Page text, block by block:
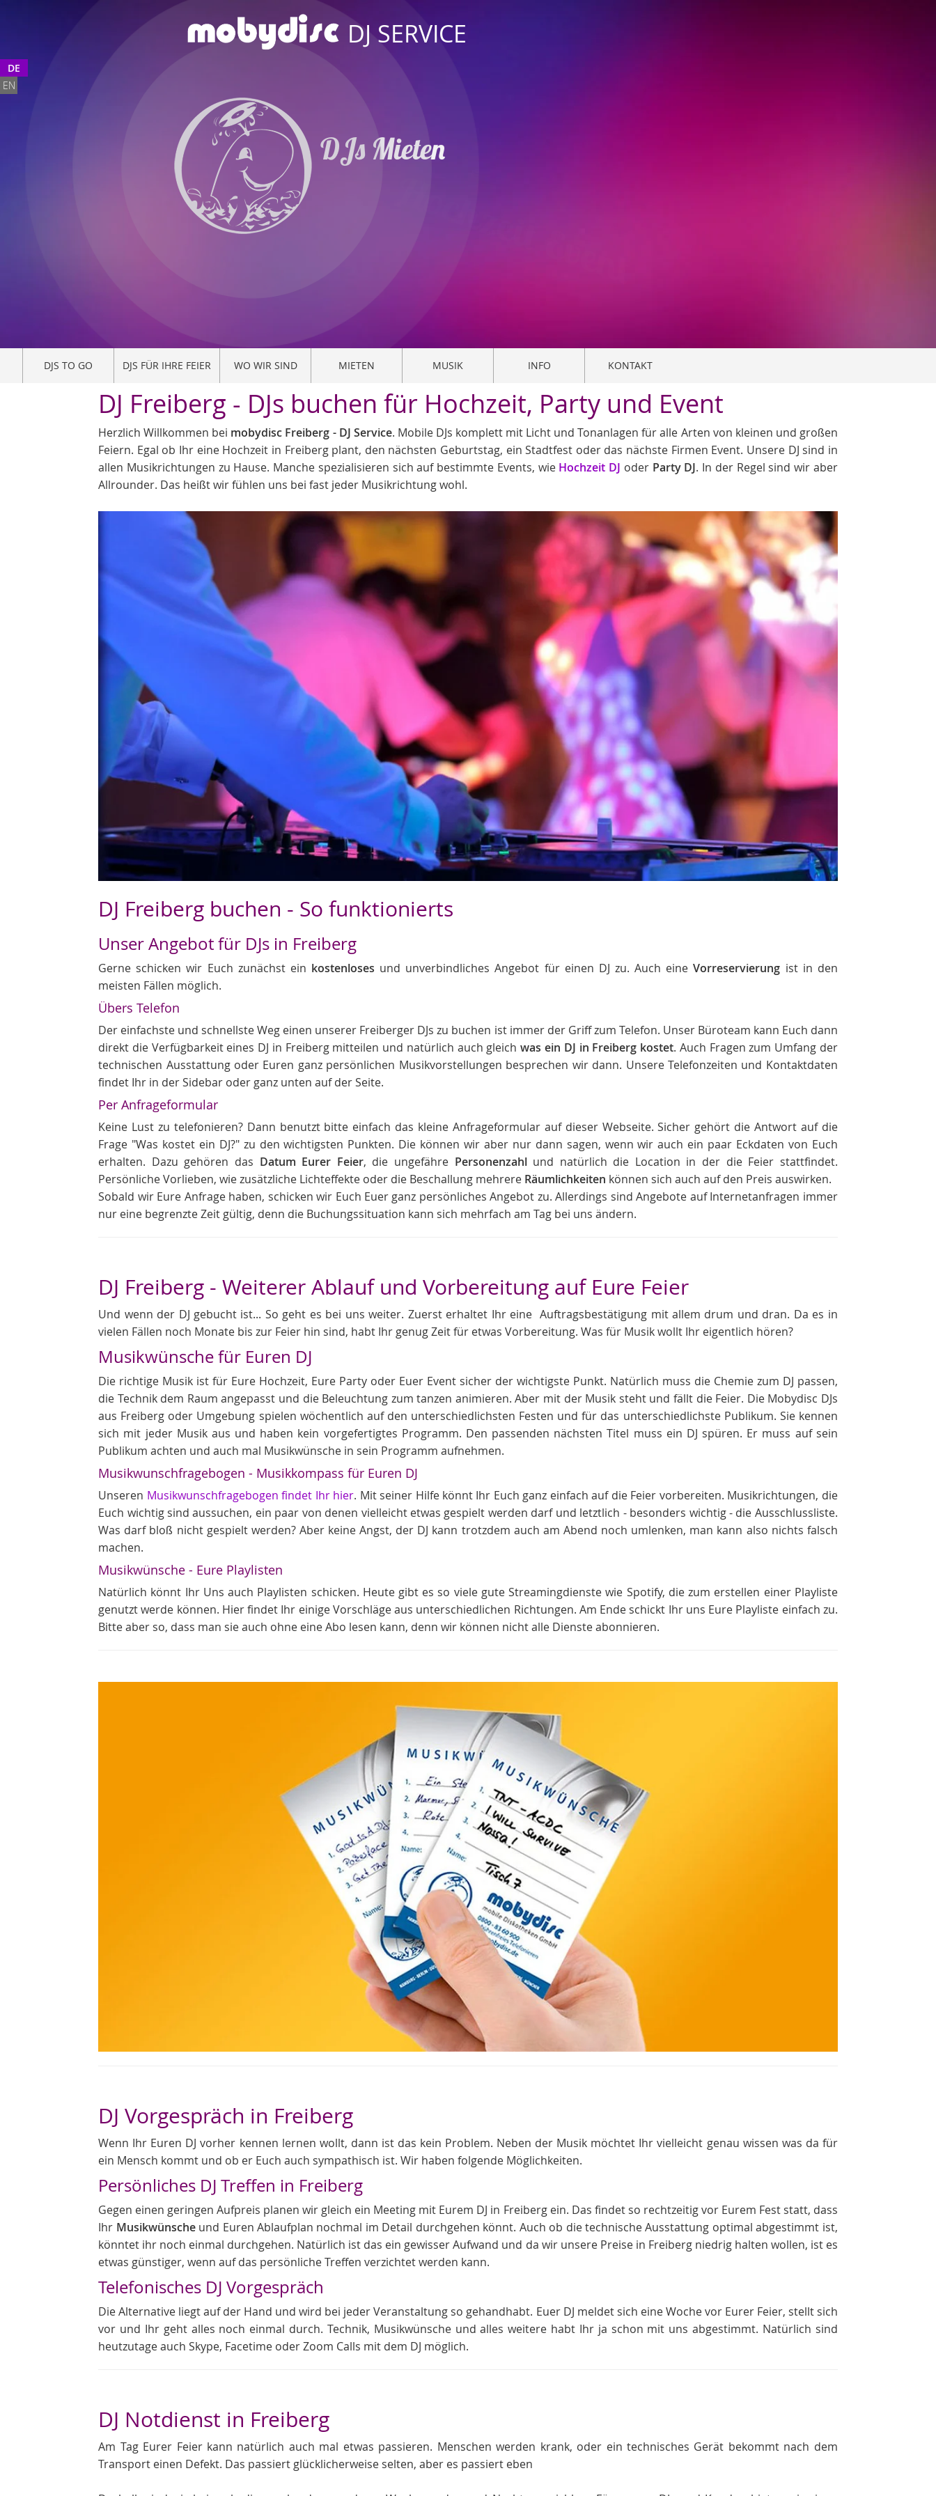
DJ SERVICE
DJs Mieten
DJS TO GO DJS FÜR IHRE FEIER WO WIR SIND MIETEN MUSIK INFO KONTAKT
DE
EN
DJ Freiberg - DJs buchen für Hochzeit, Party und Event
Herzlich Willkommen bei mobydisc Freiberg - DJ Service. Mobile DJs komplett mit Licht und Tonanlagen für alle Arten von kleinen und großen
Feiern. Egal ob Ihr eine Hochzeit in Freiberg plant, den nächsten Geburtstag, ein Stadtfest oder das nächste Firmen Event. Unsere DJ sind in
allen Musikrichtungen zu Hause. Manche spezialisieren sich auf bestimmte Events, wie Hochzeit DJ oder Party DJ. In der Regel sind wir aber
Allrounder. Das heißt wir fühlen uns bei fast jeder Musikrichtung wohl.
DJ Freiberg buchen - So funktionierts
Unser Angebot für DJs in Freiberg
Gerne schicken wir Euch zunächst ein kostenloses und unverbindliches Angebot für einen DJ zu. Auch eineVorreservierung ist in den
meisten Fällen möglich.
Übers Telefon
Der einfachste und schnellste Weg einen unserer Freiberger DJs zu buchen ist immer der Griff zum Telefon. Unser Büroteam kann Euch dann
direkt die Verfügbarkeit eines DJ in Freiberg mitteilen und natürlich auch gleichwas ein DJ in Freiberg kostet. Auch Fragen zum Umfang der
technischen Ausstattung oder Euren ganz persönlichen Musikvorstellungen besprechen wir dann. Unsere Telefonzeiten und Kontaktdaten
findet Ihr in der Sidebar oder ganz unten auf der Seite.
Per Anfrageformular
Keine Lust zu telefonieren? Dann benutzt bitte einfach das kleine Anfrageformular auf dieser Webseite. Sicher gehört die Antwort auf die
Frage "Was kostet ein DJ?" zu den wichtigsten Punkten. Die können wir aber nur dann sagen, wenn wir auch ein paar Eckdaten von Euch
erhalten. Dazu gehören das Datum Eurer Feier, die ungefähre Personenzahlund natürlich die Location in der die Feier stattfindet.
Persönliche Vorlieben, wie zusätzliche Lichteffekte oder die Beschallung mehrere Räumlichkeiten können sich auch auf den Preis auswirken.
Sobald wir Eure Anfrage haben, schicken wir Euch Euer ganz persönliches Angebot zu. Allerdings sind Angebote auf Internetanfragen immer
nur eine begrenzte Zeit gültig, denn die Buchungssituation kann sich mehrfach am Tag bei uns ändern.
DJ Freiberg - Weiterer Ablauf und Vorbereitung auf Eure Feier
Und wenn der DJ gebucht ist... So geht es bei uns weiter. Zuerst erhaltet Ihr eine Auftragsbestätigung mit allem drum und dran. Da es in
vielen Fällen noch Monate bis zur Feier hin sind, habt Ihr genug Zeit für etwas Vorbereitung. Was für Musik wollt Ihr eigentlich hören?
Musikwünsche für Euren DJ
Die richtige Musik ist für Eure Hochzeit, Eure Party oder Euer Event sicher der wichtigste Punkt. Natürlich muss die Chemie zum DJ passen,
die Technik dem Raum angepasst und die Beleuchtung zum tanzen animieren. Aber mit der Musik steht und fällt die Feier. Die Mobydisc DJs
aus Freiberg oder Umgebung spielen wöchentlich auf den unterschiedlichsten Festen und für das unterschiedlichste Publikum. Sie kennen
sich mit jeder Musik aus und haben kein vorgefertigtes Programm. Den passenden nächsten Titel muss ein DJ spüren. Er muss auf sein
Publikum achten und auch mal Musikwünsche in sein Programm aufnehmen.
Musikwunschfragebogen - Musikkompass für Euren DJ
Unseren Musikwunschfragebogen findet Ihr hier. Mit seiner Hilfe könnt Ihr Euch ganz einfach auf die Feier vorbereiten. Musikrichtungen, die
Euch wichtig sind aussuchen, ein paar von denen vielleicht etwas gespielt werden darf und letztlich - besonders wichtig - die Ausschlussliste.
Was darf bloß nicht gespielt werden? Aber keine Angst, der DJ kann trotzdem auch am Abend noch umlenken, man kann also nichts falsch
machen.
Musikwünsche - Eure Playlisten
Natürlich könnt Ihr Uns auch Playlisten schicken. Heute gibt es so viele gute Streamingdienste wie Spotify, die zum erstellen einer Playliste
genutzt werde können. Hier findet Ihr einige Vorschläge aus unterschiedlichen Richtungen. Am Ende schickt Ihr uns Eure Playliste einfach zu.
Bitte aber so, dass man sie auch ohne eine Abo lesen kann, denn wir können nicht alle Dienste abonnieren.
DJ Vorgespräch in Freiberg
Wenn Ihr Euren DJ vorher kennen lernen wollt, dann ist das kein Problem. Neben der Musik möchtet Ihr vielleicht genau wissen was da für
ein Mensch kommt und ob er Euch auch sympathisch ist. Wir haben folgende Möglichkeiten.
Persönliches DJ Treffen in Freiberg
Gegen einen geringen Aufpreis planen wir gleich ein Meeting mit Eurem DJ in Freiberg ein. Das findet so rechtzeitig vor Eurem Fest statt, dass
Ihr Musikwünscheund Euren Ablaufplan nochmal im Detail durchgehen könnt. Auch ob die technische Ausstattung optimal abgestimmt ist,
könntet ihr noch einmal durchgehen. Natürlich ist das ein gewisser Aufwand und da wir unsere Preise in Freiberg niedrig halten wollen, ist es
etwas günstiger, wenn auf das persönliche Treffen verzichtet werden kann.
Telefonisches DJ Vorgespräch
Die Alternative liegt auf der Hand und wird bei jeder Veranstaltung so gehandhabt. Euer DJ meldet sich eine Woche vor Eurer Feier, stellt sich
vor und Ihr geht alles noch einmal durch. Technik, Musikwünsche und alles weitere habt Ihr ja schon mit uns abgestimmt. Natürlich sind
heutzutage auch Skype, Facetime oder Zoom Calls mit dem DJ möglich.
DJ Notdienst in Freiberg
Am Tag Eurer Feier kann natürlich auch mal etwas passieren. Menschen werden krank, oder ein technisches Gerät bekommt nach dem
Transport einen Defekt. Das passiert glücklicherweise selten, aber es passiert eben